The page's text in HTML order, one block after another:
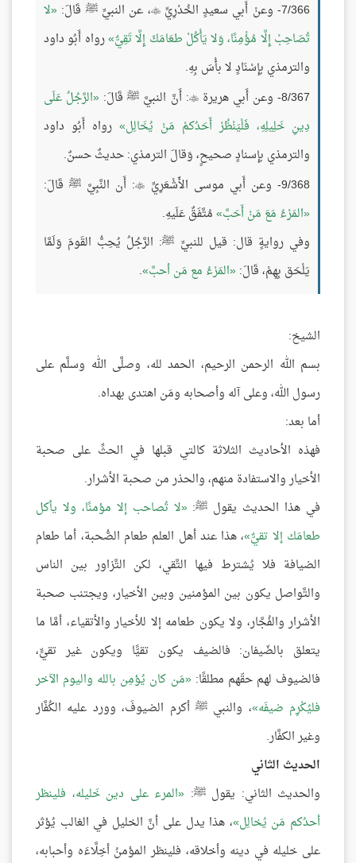
7/366- وعنْ أَبي سعيدٍ الخُدْرِيِّ ، عن النبيِّ ﷺ قَالَ: لا
تُصَاحِبْ إِلَّا مُؤْمِنًا، وَلا يَأْكُلْ طعَامَكَ إِلَّا تَقِيٌّ رواه أَبُو داود
والترمذي بإِسْنَادٍ لا بأْسَ بِهِ.
8/367- وعن أَبي هريرة
: أَنَّ النبيَّ ﷺ قَالَ: الرَّجُلُ عَلَى
دِينِ خَلِيلِهِ، فَلْيَنْظُرْ أَحَدُكمْ مَنْ يُخَالِل
رواه أَبُو داود
والترمذي بإِسنادٍ صحيحٍ، وَقالَ الترمذي: حديثٌ حسنٌ.
9/368- وعن أَبي موسى الأَشْعَرِيِّ
: أَن النَّبِيَّ ﷺ قَالَ:
المَرْءُ مَعَ مَنْ أَحَبَّ مُتَّفَقٌ عَلَيهِ.
وفي روايةٍ قال: قيل للنبيِّ ﷺ: الرَّجُلُ يُحِبُّ القَومَ وَلَمَّا
يَلْحَق بِهِمْ، قَالَ: المَرْءُ مع مَن أحبَّ .
الشيخ:
بسم الله الرحمن الرحيم، الحمد لله، وصلَّى الله وسلَّم على
رسول الله، وعلى آله وأصحابه ومَن اهتدى بهداه.
أما بعد:
فهذه الأحاديث الثلاثة كالتي قبلها في الحثِّ على صحبة
الأخيار والاستفادة منهم، والحذر من صحبة الأشرار.
في هذا الحديث يقول ﷺ: لا تُصاحب إلا مؤمنًا، ولا يأكل
طعامَك إلا تقيٌّ ، هذا عند أهل العلم طعام الصُّحبة، أما طعام
الضيافة فلا يُشترط فيها التَّقي، لكن التَّزاور بين الناس
والتَّواصل يكون بين المؤمنين وبين الأخيار، ويجتنب صحبة
الأشرار والفُجَّار، ولا يكون طعامه إلا للأخيار والأتقياء، أمَّا ما
يتعلق بالضّيفان: فالضيف يكون تقيًّا ويكون غير تقيٍّ،
فالضيوف لهم حقّهم مطلقًا: مَن كان يُؤمِن بالله واليوم الآخر
فليُكْرِم ضيفَه ، والنبي ﷺ أكرم الضيوفَ، وورد عليه الكُفَّار
وغير الكفَّار.
الحديث الثاني
والحديث الثاني: يقول ﷺ:
المرء على دين خَليله، فلينظر
أحدُكم مَن يُخالِل ، هذا يدل على أنَّ الخليل في الغالب يُؤثر
على خليله في دينه وأخلاقه، فلينظر المؤمنُ أخِلَّاءَه وأحبابه،